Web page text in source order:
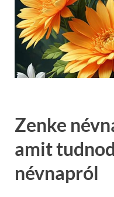
Zenke
amit
névnapról